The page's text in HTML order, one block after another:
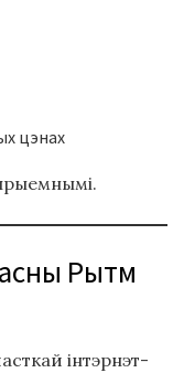
цэнах
Рытм
інтэрнэт-